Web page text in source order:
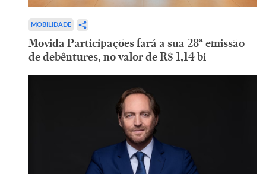
MOBILIDADE
Movida Participações fará a sua 28ª emissão
de debêntures, no valor de R$ 1,14 bi